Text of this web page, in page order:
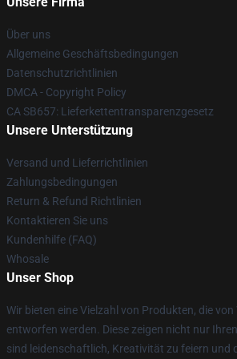
Über uns
Allgemeine Geschäftsbedingungen
Datenschutzrichtlinien
DMCA - Copyright Policy
CA SB657: Lieferkettentransparenzgesetz
Unsere Unterstützung
Versand und Lieferrichtlinien
Zahlungsbedingungen
Return & Refund Richtlinien
Kontaktieren Sie uns
Kundenhilfe (FAQ)
Whosale
Unser Shop
Wir bieten eine Vielzahl von Produkten, die
entworfen werden. Diese zeigen nicht nur
sind leidenschaftlich, Kreativität zu feiern und